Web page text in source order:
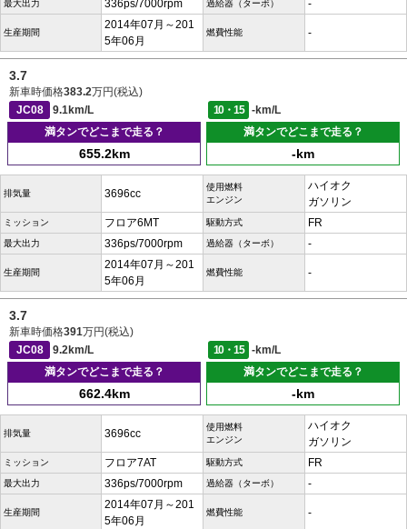
最大出力 336ps/7000rpm 過給器（ターボ） -
生産期間
2014年07月～201
5年06月
燃費性能 -
3.7
新車時価格383.2万円(税込)
JC08
9.1km/L 10・15
-km/L
満タンでどこまで走る？
655.2km
満タンでどこまで走る？
-km
排気量 3696cc
使用燃料
エンジン
ハイオク
ガソリン
ミッション フロア6MT 駆動方式 FR
最大出力 336ps/7000rpm 過給器（ターボ） -
生産期間
2014年07月～201
5年06月
燃費性能 -
3.7
新車時価格391万円(税込)
JC08
9.2km/L 10・15
-km/L
満タンでどこまで走る？
662.4km
満タンでどこまで走る？
-km
排気量 3696cc
使用燃料
エンジン
ハイオク
ガソリン
ミッション フロア7AT 駆動方式 FR
最大出力 336ps/7000rpm 過給器（ターボ） -
生産期間
2014年07月～201
5年06月
燃費性能 -